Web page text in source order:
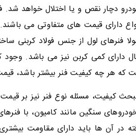
دچار نقص و یا اختلال خواهد شد.
دارای قیمت های متفاوتی می
فنرهای لول از جنس فولاد کربنی
دارای کمی کربن نیز می باشد.
که هر چه کیفیت فنر بیشتر باشد،
کیفیت، مسئله نوع فنر نیز بر
سنگین مانند کامیون، با
در آن ها باید دارای مقاومت